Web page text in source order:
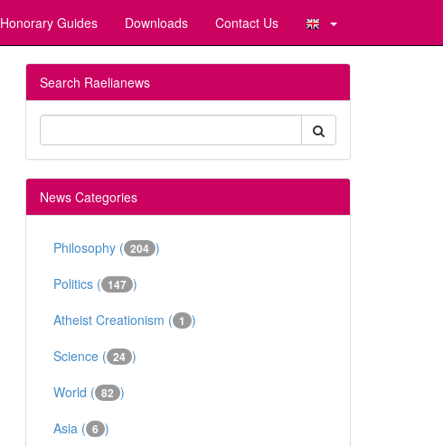
Honorary Guides Downloads Contact Us
Search Raelianews
News Categories
Philosophy ( 204 )
Politics ( 147 )
Atheist Creationism ( 1 )
Science ( 24 )
World ( 82 )
Asia ( 6 )